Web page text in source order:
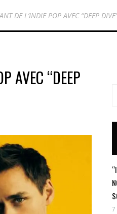
DE L’INDIE POP AVEC “DEEP
AVEC “DEEP
7